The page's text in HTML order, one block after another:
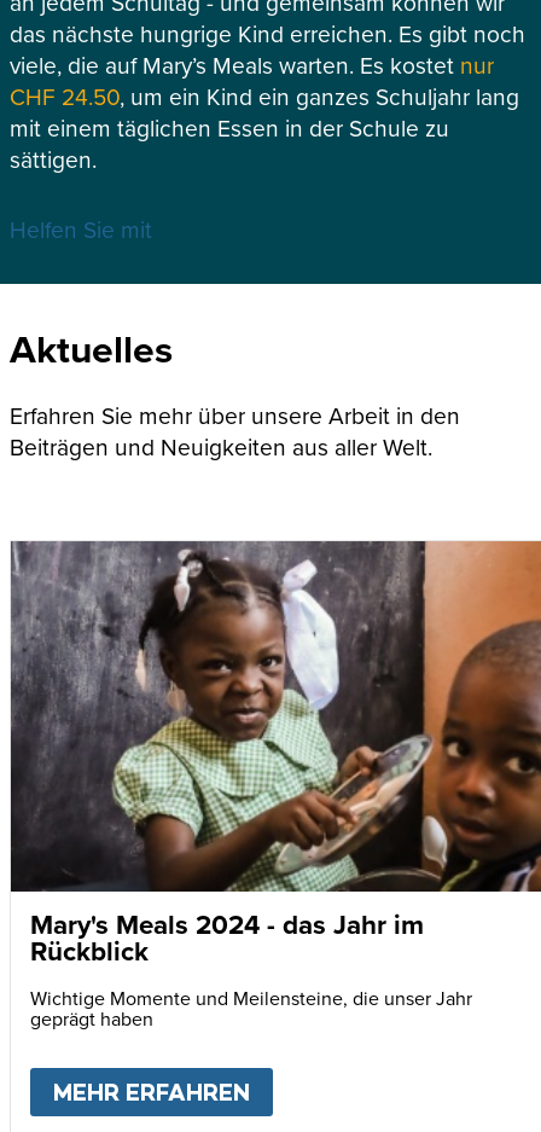
das nächste hungrige Kind erreichen. Es gibt noch
viele, die auf Mary’s Meals warten. Es kostet nur
CHF 24.50, um ein Kind ein ganzes Schuljahr lang
mit einem täglichen Essen in der Schule zu
sättigen.
Helfen Sie mit
Aktuelles
Erfahren Sie mehr über unsere Arbeit in den
Beiträgen und Neuigkeiten aus aller Welt.
Mary's Meals 2024 - das Jahr im
Rückblick
Wichtige Momente und Meilensteine, die unser Jahr
geprägt haben
MEHR ERFAHREN